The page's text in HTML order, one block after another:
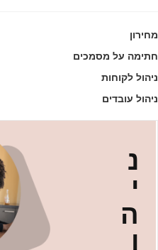
מחירון
חתימה על מסמכים
ניהול לקוחות
ניהול עובדים
נ
י
ה
ו